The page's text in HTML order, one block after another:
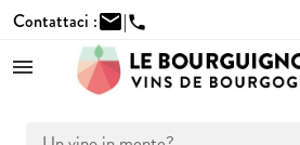
Contattaci :mail|phone